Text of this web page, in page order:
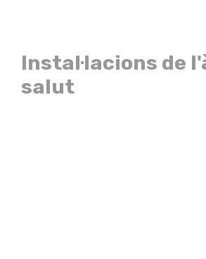
Instal·lacions de
salut